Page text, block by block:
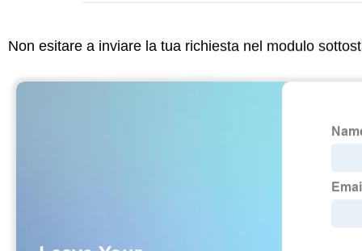
Non esitare a inviare la tua richiesta nel modulo